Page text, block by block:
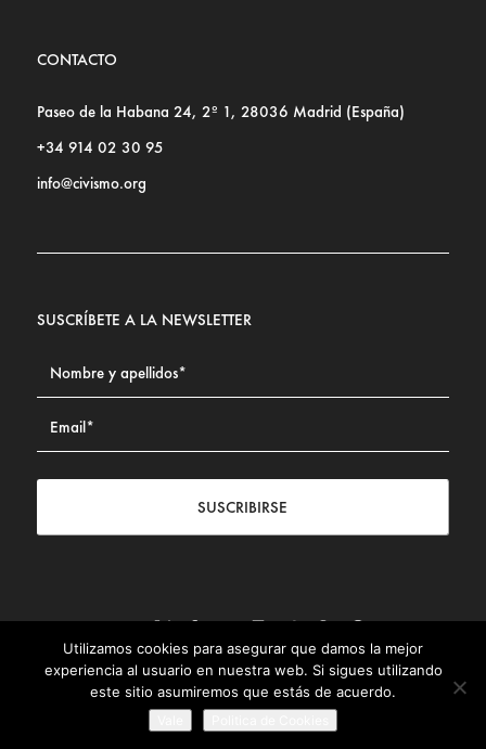
CONTACTO
Paseo de la Habana 24, 2º 1, 28036 Madrid (España)
+34 914 02 30 95
info@civismo.org
SUSCRÍBETE A LA NEWSLETTER
SUSCRIBIRSE
Contacto|Aviso legal| Política de privacidad| Política de
Cookies
© Fundación Civismo 2025
Utilizamos cookies para asegurar que damos la mejor
experiencia al usuario en nuestra web. Si sigues utilizando
este sitio asumiremos que estás de acuerdo.